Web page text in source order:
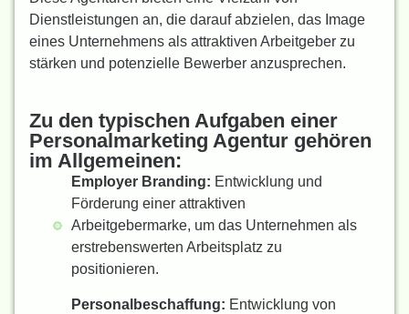
Dienstleistungen an, die darauf abzielen, das Image
eines Unternehmens als attraktiven Arbeitgeber zu
stärken und potenzielle Bewerber anzusprechen.
Zu den typischen Aufgaben einer
Personalmarketing Agentur gehören
im Allgemeinen:
Employer Branding: Entwicklung und
Förderung einer attraktiven
Arbeitgebermarke, um das Unternehmen als
erstrebenswerten Arbeitsplatz zu
positionieren.
Personalbeschaffung: Entwicklung von